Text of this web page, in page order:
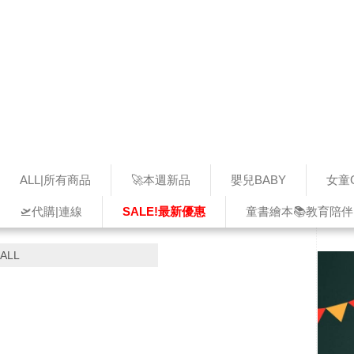
ALL|所有商品 🚀本週新品 嬰兒BABY 女童
🛫代購|連線 SALE!最新優惠 童書繪本📚教育陪伴
ALL